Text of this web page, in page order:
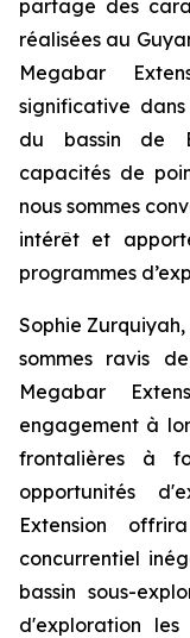
partage des
réalisées au
Megabar
significative
du bassin de
capacités de
nous sommes
intérêt et
programmes
Sophie
sommes ravis
Megabar
engagement à
frontalières à
opportunités
Extension
concurrentiel
bassin sous-
d'exploration